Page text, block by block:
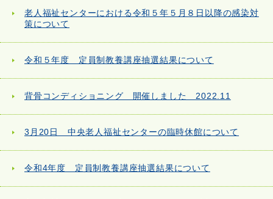
老人福祉センターにおける令和５年５月８日以降の感染対
策について
令和５年度 定員制教養講座抽選結果について
背骨コンディショニング 開催しました 2022.11
3月20日 中央老人福祉センターの臨時休館について
令和4年度 定員制教養講座抽選結果について